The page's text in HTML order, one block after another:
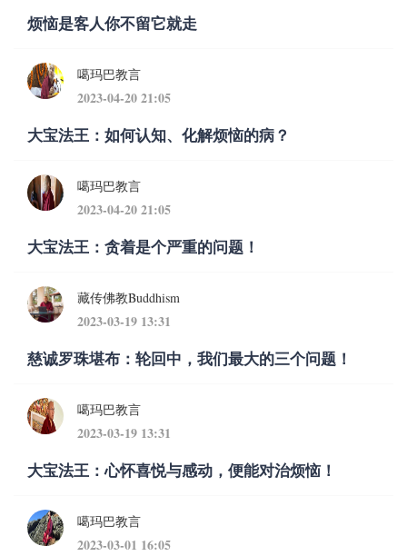
烦恼是客人你不留它就走
噶玛巴教言
2023-04-20 21:05
大宝法王：如何认知、化解烦恼的病？
噶玛巴教言
2023-04-20 21:05
大宝法王：贪着是个严重的问题！
藏传佛教Buddhism
2023-03-19 13:31
慈诚罗珠堪布：轮回中，我们最大的三个问题！
噶玛巴教言
2023-03-19 13:31
大宝法王：心怀喜悦与感动，便能对治烦恼！
噶玛巴教言
2023-03-01 16:05